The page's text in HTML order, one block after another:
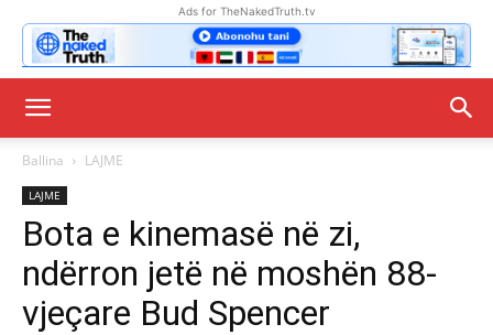
Ads for TheNakedTruth.tv
Ballina LAJME
LAJME
Bota e kinemasë në zi,
ndërron jetë në moshën 88-
vjeçare Bud Spencer